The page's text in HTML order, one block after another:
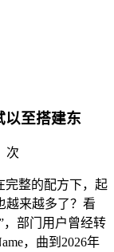
以至搭建东
次
整的配方下，起
越来越多了？看
，部门用户曾经转
，曲到2026年